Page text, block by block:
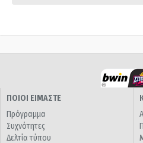
ΠΟΙΟΙ ΕΙΜΑΣΤΕ
Πρόγραμμα
Συχνότητες
Δελτία τύπου